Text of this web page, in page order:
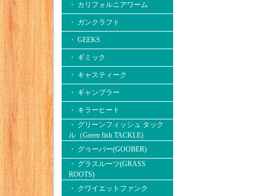
・ カリフォルニアワーム
・ ガンクラフト
・ GEEKS
・ ギミック
・ キャスティーク
・ ギャンブラー
・ キラーヒート
・ グリーンフィッシュ タック
ル（Green fish TACKLE)
・ グゥーバー(GOOBER)
・ グラスルーツ(GRASS
ROOTS)
・ クワイエットファンク